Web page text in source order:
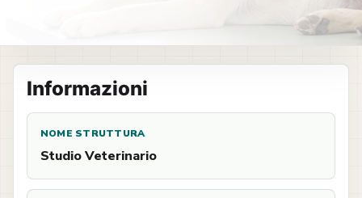
Informazioni
NOME STRUTTURA
Studio Veterinario